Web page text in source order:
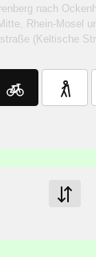
nach
Rhein-Mosel
(Keltische